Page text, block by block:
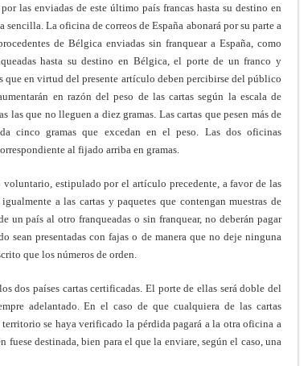
las enviadas de este último país francas hasta su destino en
La oficina de correos de España abonará por su parte a
de Bélgica enviadas sin franquear a España, como
hasta su destino en Bélgica, el porte de un franco y
en virtud del presente artículo deben percibirse del público
en razón del peso de las cartas según la escala de
las que no lleguen a diez gramas. Las cartas que pesen más de
cinco gramas que excedan en el peso. Las dos oficinas
al fijado arriba en gramas.
estipulado por el artículo precedente, a favor de las
a las cartas y paquetes que contengan muestras de
un país al otro franqueadas o sin franquear, no deberán pagar
sean presentadas con fajas o de manera que no deje ninguna
que los números de orden.
dos países cartas certificadas. El porte de ellas será doble del
adelantado. En el caso de que cualquiera de las cartas
se haya verificado la pérdida pagará a la otra oficina a
destinada, bien para el que la enviare, según el caso, una